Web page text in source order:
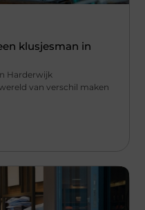
klusjesman in
Harderwijk
van verschil maken